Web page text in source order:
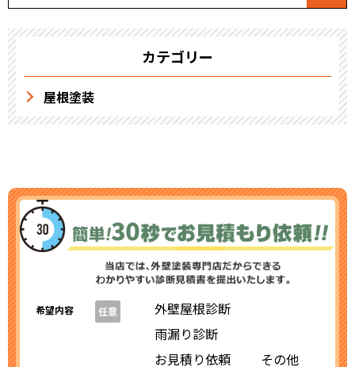
カテゴリー
屋根塗装
希望内容 任意
外壁屋根診断
雨漏り診断
お見積り依頼
その他